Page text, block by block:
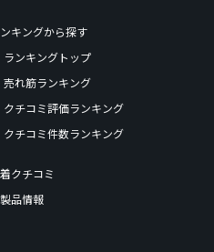
キングから探す
ランキングトップ
売れ筋ランキング
クチコミ評価ランキング
クチコミ件数ランキング
クチコミ
品情報